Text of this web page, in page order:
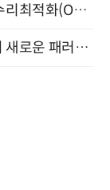
[올쇼TV] AI 시대의 의사결정을 바꾸는 수리최적화(Optimization) 소개 (8/20 생방송)
“AI와 함께 일하는 시대 ” - 스마트 워크의 새로운 패러다임 (9/11)